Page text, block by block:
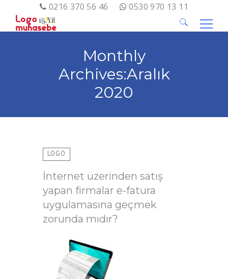
0216 370 56 46 0530 970 13 11
Arama:
Monthly
Archives:Aralık
2020
LOGO
İnternet üzerinden satış
yapan firmalar e-fatura
uygulamasına geçmek
zorunda mıdır?